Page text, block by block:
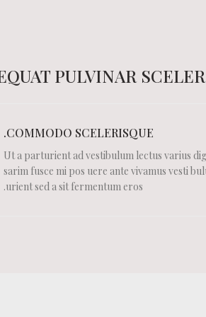
PULVINAR
COMMODO SCELERISQUE.
Ut a parturient ad vestibulum lectus varius
sarim fusce mi pos uere ante vivamus vesti
urient sed a sit fermentum eros.